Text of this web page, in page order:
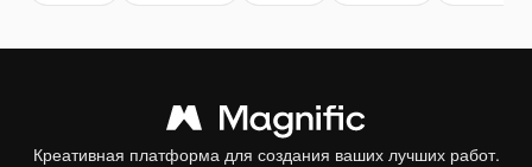
Креативная платформа для создания ваших лучших работ.